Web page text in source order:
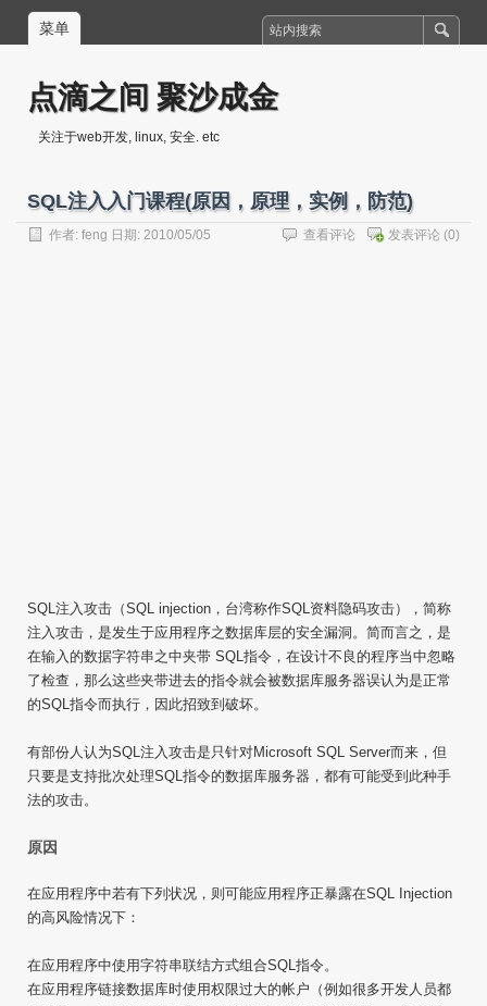
菜单
点滴之间 聚沙成金
关注于web开发, linux, 安全. etc
SQL注入入门课程(原因，原理，实例，防范)
作者: feng 日期: 2010/05/05 发表评论 (0)
查看评论
SQL注入攻击（SQL injection，台湾称作SQL资料隐码攻击），简称
注入攻击，是发生于应用程序之数据库层的安全漏洞。简而言之，是
在输入的数据字符串之中夹带 SQL指令，在设计不良的程序当中忽略
了检查，那么这些夹带进去的指令就会被数据库服务器误认为是正常
的SQL指令而执行，因此招致到破坏。
有部份人认为SQL注入攻击是只针对Microsoft SQL Server而来，但
只要是支持批次处理SQL指令的数据库服务器，都有可能受到此种手
法的攻击。
原因
在应用程序中若有下列状况，则可能应用程序正暴露在SQL Injection
的高风险情况下：
在应用程序中使用字符串联结方式组合SQL指令。
在应用程序链接数据库时使用权限过大的帐户（例如很多开发人员都